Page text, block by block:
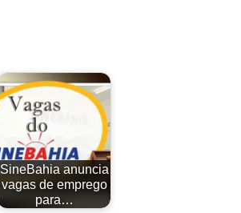
SineBahia anuncia
vagas de emprego
para…